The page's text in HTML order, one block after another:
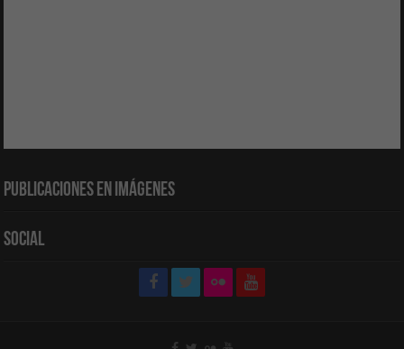
Publicaciones en Imágenes
Social